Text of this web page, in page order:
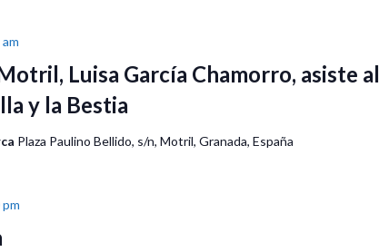
Luisa García Chamorro, asiste al
y la Bestia
Plaza Paulino Bellido, s/n, Motril, Granada, España